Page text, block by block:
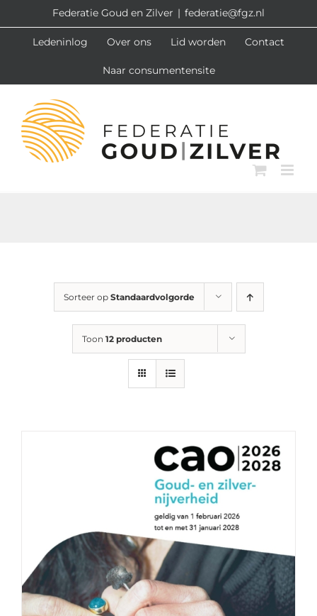
naar
inhoud
Federatie Goud en Zilver | federatie@fgz.nl
Ledeninlog Over ons Lid worden Contact
Naar consumentensite
Sorteer op Standaardvolgorde
Toon 12 producten